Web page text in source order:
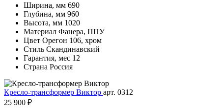
Ширина, мм 690
Глубина, мм 960
Высота, мм 1020
Материал Фанера, ППУ
Цвет Орегон 106, хром
Стиль Скандинавский
Гарантия, мес 12
Страна Россия
Кресло-трансформер Виктор арт. 0312
25 900 ₽